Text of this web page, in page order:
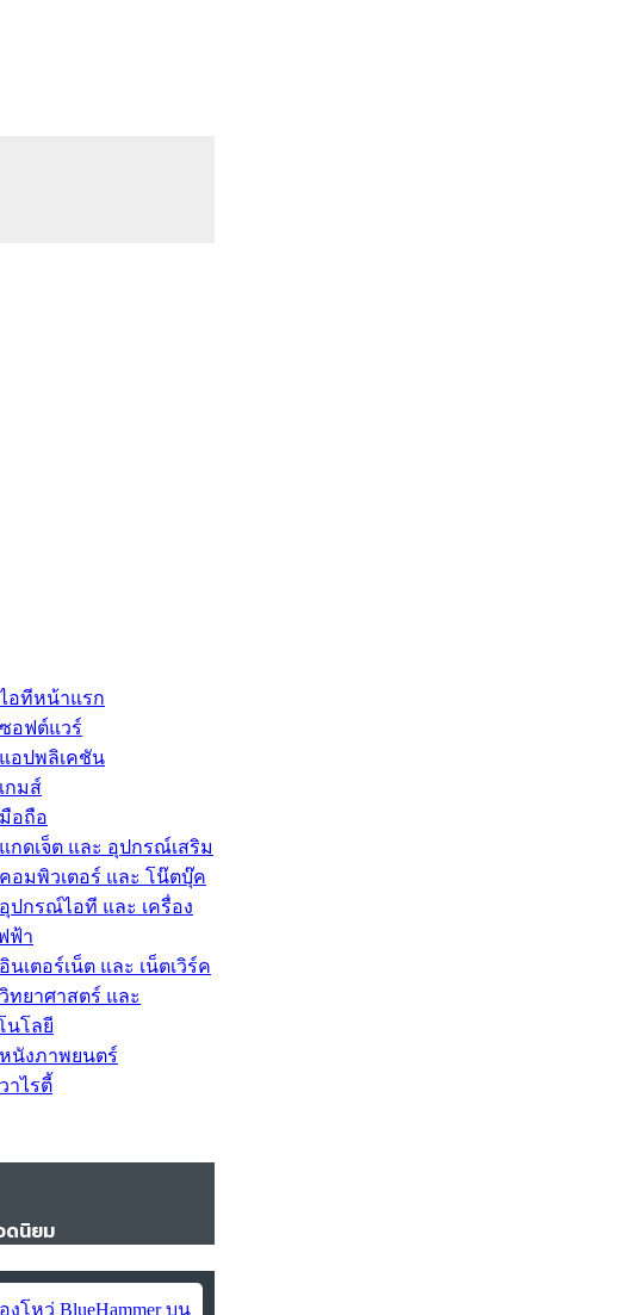
อทีหน้าแรก
อฟต์แวร์
อปพลิเคชัน
กมส์
อถือ
กดเจ็ต และ อุปกรณ์เสริม
อมพิวเตอร์ และ โน๊ตบุ๊ค
ปกรณ์ไอที และ เครื่อง
ฟ้า
นเตอร์เน็ต และ เน็ตเวิร์ค
ทยาศาสตร์ และ
นโลยี
นังภาพยนตร์
าไรตี้
ดนิยม